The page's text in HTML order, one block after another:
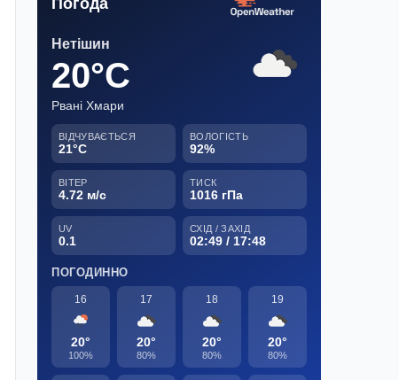
Нетішин
20°C
Рвані Хмари
ВІДЧУВАЄТЬСЯ
21°C
ВОЛОГІСТЬ
92%
ВІТЕР
4.72 м/с
ТИСК
1016 гПа
UV
0.1
СХІД / ЗАХІД
02:49 / 17:48
ПОГОДИННО
16
20°
100%
17
20°
80%
18
20°
80%
19
20°
80%